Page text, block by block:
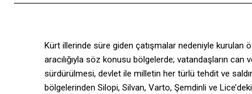
Kürt illerinde süre giden çatışmalar nedeniyle kurulan
aracılığıyla söz konusu bölgelerde; vatandaşların
sürdürülmesi, devlet ile milletin her türlü tehdit ve
bölgelerinden Silopi, Silvan, Varto, Şemdinli ve